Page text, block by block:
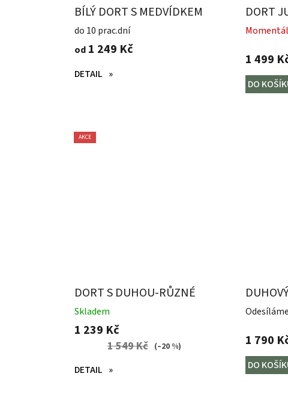
BÍLÝ DORT S MEDVÍDKEM
do 10 prac.dní
od 1 249 Kč
DETAIL
DORT
1 499
DO
AKCE
DORT S DUHOU-RŮZNÉ
BARVY
Skladem
1 239 Kč
1 549 Kč (–20 %)
DETAIL
1 790
DO